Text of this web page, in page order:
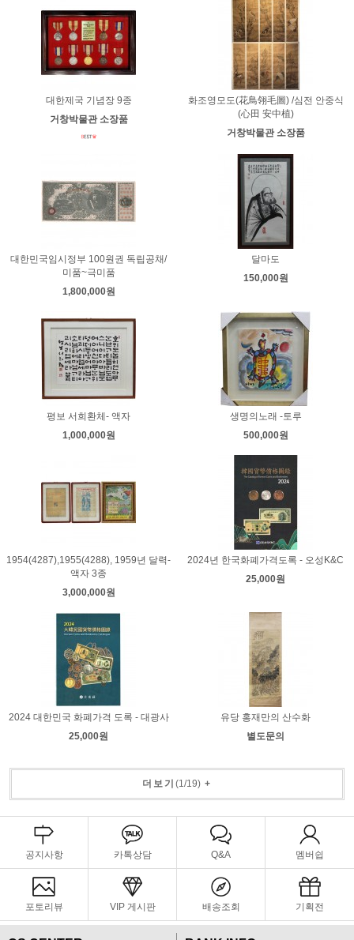
대한제국 기념장 9종
거창박물관 소장품
화조영모도(花鳥翎毛圖) /심전 안중식
(心田 安中植)
거창박물관 소장품
대한민국임시정부 100원권 독립공채/
미품~극미품
1,800,000원
달마도
150,000원
평보 서희환체- 액자
1,000,000원
생명의노래 -토루
500,000원
1954(4287),1955(4288), 1959년 달력-
액자 3종
3,000,000원
2024년 한국화폐가격도록 - 오성K&C
25,000원
2024 대한민국 화폐가격 도록 - 대광사
25,000원
유당 홍재만의 산수화
별도문의
더보기 (1 /19) +
공지사항 카톡상담 Q&A 멤버쉽
포토리뷰 VIP 게시판 배송조회 기획전